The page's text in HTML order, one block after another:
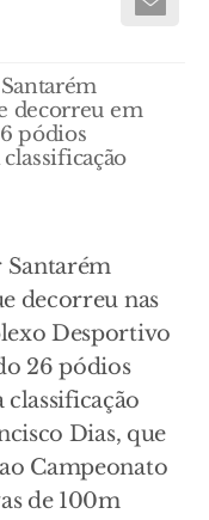
decorreu em
pódios
Santarém
decorreu nas
Desportivo
26 pódios
Dias, que
Campeonato
de 100m